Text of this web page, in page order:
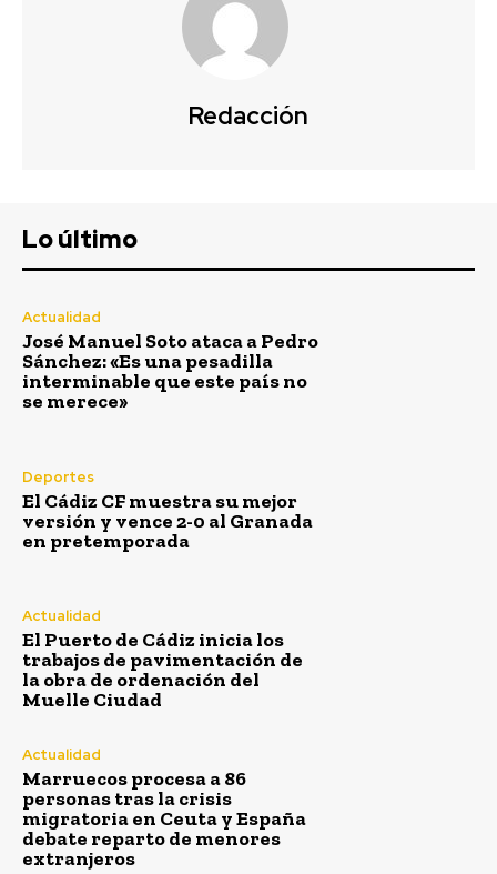
Redacción
Lo último
Actualidad
José Manuel Soto ataca a Pedro
Sánchez: «Es una pesadilla
interminable que este país no
se merece»
Deportes
El Cádiz CF muestra su mejor
versión y vence 2-0 al Granada
en pretemporada
Actualidad
El Puerto de Cádiz inicia los
trabajos de pavimentación de
la obra de ordenación del
Muelle Ciudad
Actualidad
Marruecos procesa a 86
personas tras la crisis
migratoria en Ceuta y España
debate reparto de menores
extranjeros